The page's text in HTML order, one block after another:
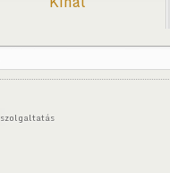
szolgaltatás